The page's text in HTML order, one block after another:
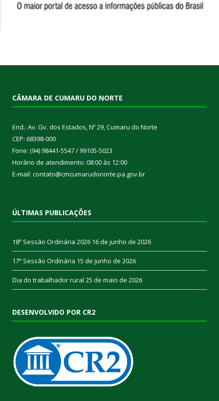
CÂMARA DE CUMARU DO NORTE
End.: Av. Gv. dos Estados, Nº 29, Cumaru do Norte
CEP: 68398-000
Fone: (94) 98441-5547 / 99105-5023
Horário de atendimento: 08:00 às 12:00
E-mail: contato@cmcumarudonorte.pa.gov.br
ÚLTIMAS PUBLICAÇÕES
18ª Sessão Ordinária 2026 16 de junho de 2026
17ª Sessão Ordinária 15 de junho de 2026
Dia do trabalhador rural 25 de maio de 2026
DESENVOLVIDO POR CR2